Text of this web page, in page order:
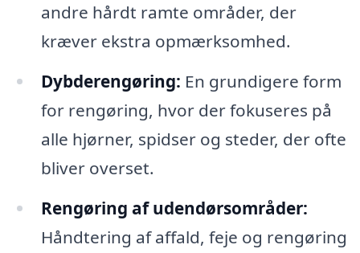
andre hårdt ramte områder, der
kræver ekstra opmærksomhed.
Dybderengøring: En grundigere form
for rengøring, hvor der fokuseres på
alle hjørner, spidser og steder, der ofte
bliver overset.
Rengøring af udendørsområder:
Håndtering af affald, feje og rengøring